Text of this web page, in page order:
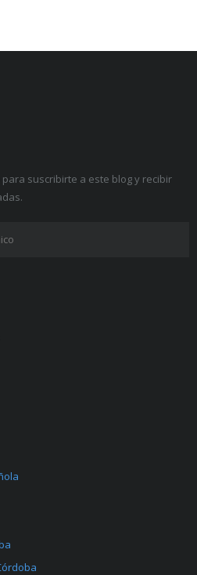
suscribirte a este blog y recibir